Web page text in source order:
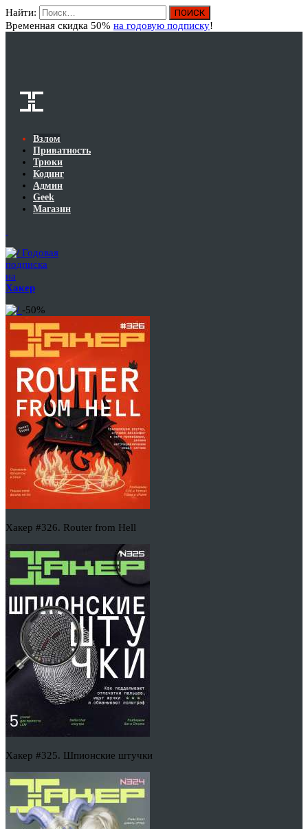
Найти:
Временная скидка 50% на годовую подписку!
Взлом
Приватность
Трюки
Кодинг
Админ
Geek
Магазин
Годовая
подписка
на
Хакер
-50%
Хакер #326. Router from Hell
Хакер #325. Шпионские штучки